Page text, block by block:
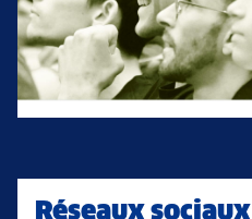
Réseaux sociaux